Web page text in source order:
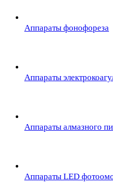
Аппараты фонофореза
Аппараты
Аппараты алмазного
Аппараты LED